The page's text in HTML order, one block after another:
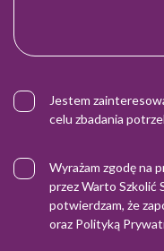
Jestem
celu zbadania
Wyrażam zgodę na
przez Warto Szkolić
potwierdzam, że
oraz Polityką